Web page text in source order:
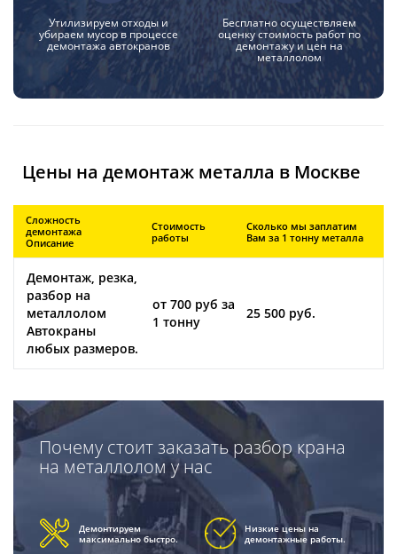
Утилизируем отходы и
убираем мусор в процессе
демонтажа автокранов
Бесплатно осуществляем
оценку стоимость работ по
демонтажу и цен на
металлолом
Цены на демонтаж металла в Москве
Сложность
демонтажа
Описание
Стоимость
работы
Сколько мы заплатим
Вам за 1 тонну металла
Демонтаж, резка,
разбор на
металлолом
Автокраны
любых размеров.
от 700 руб за
1 тонну
25 500 руб.
Почему стоит заказать разбор крана
на металлолом у нас
Демонтируем
максимально быстро.
Низкие цены на
демонтажные работы.